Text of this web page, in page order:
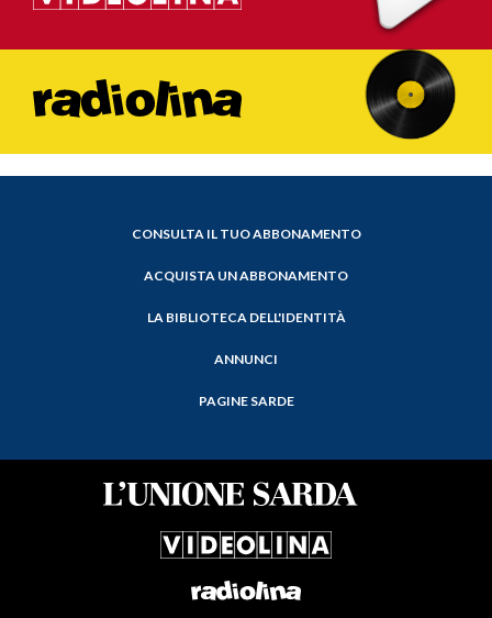
CONSULTA IL TUO ABBONAMENTO
ACQUISTA UN ABBONAMENTO
LA BIBLIOTECA DELL'IDENTITÀ
ANNUNCI
PAGINE SARDE